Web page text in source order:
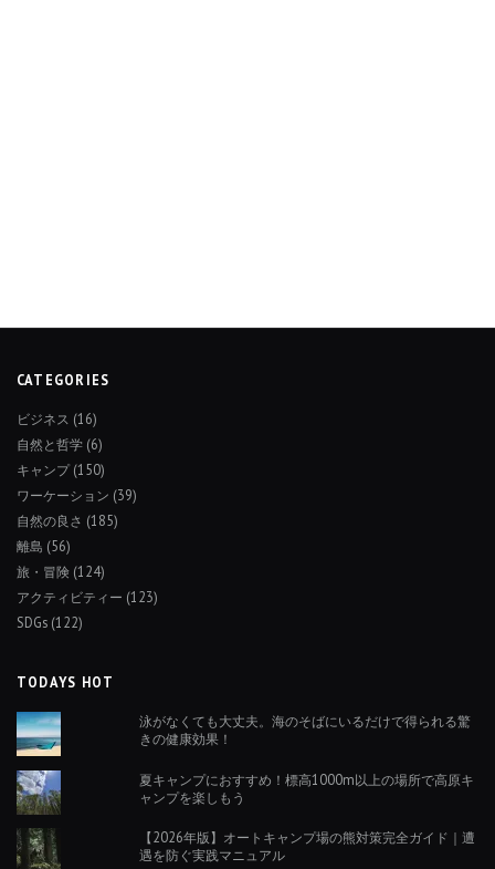
CATEGORIES
ビジネス (16)
自然と哲学 (6)
キャンプ(150)
ワーケーション (39)
自然の良さ (185)
離島 (56)
旅・冒険 (124)
アクティビティー (123)
SDGs (122)
TODAYS HOT
泳がなくても大丈夫。海のそばにいるだけで得られる驚
きの健康効果！
夏キャンプにおすすめ！標高1000m以上の場所で高原キ
ャンプを楽しもう
【2026年版】オートキャンプ場の熊対策完全ガイド｜遭
遇を防ぐ実践マニュアル